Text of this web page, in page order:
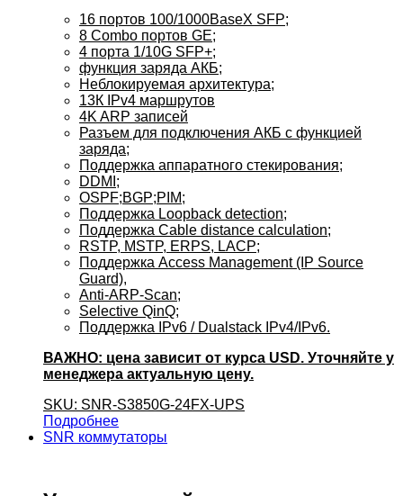
16 портов 100/1000BaseX SFP;
8 Combo портов GE;
4 порта 1/10G SFP+;
функция заряда АКБ;
Неблокируемая архитектура;
13К IPv4 маршрутов
4K ARP записей
Разъем для подключения АКБ с функцией
заряда;
Поддержка аппаратного стекирования;
DDMI;
OSPF;BGP;PIM;
Поддержка Loopback detection;
Поддержка Cable distance calculation;
RSTP, MSTP, ERPS, LACP;
Поддержка Access Management (IP Source
Guard),
Anti-ARP-Scan;
Selective QinQ;
Поддержка IPv6 / Dualstack IPv4/IPv6.
ВАЖНО: цена зависит от курса USD. Уточняйте у
менеджера актуальную цену.
SKU: SNR-S3850G-24FX-UPS
Подробнее
SNR коммутаторы